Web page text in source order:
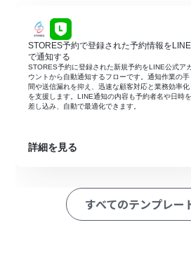
をYoomと連携します。
次に、トリガーでSTORES予約
れたら」というアクションを設
続いて、オペレーションで
の「リード情報を検索」アクシ
にリードとして登録済みかを確
次に、「分岐機能」を使用し、
Salesを選択し、「リードを作成
ペレーション」：トリガー起動後、フ
STORES予約で登録された予約情報をLINE
で通知する
STORES予約に登録された新規予約をLINE公式ア
ウントから自動通知するフローです。通知作業の手
間や送信漏れを抑え、迅速な顧客対応と業務効率化
を支援します。LINE通知の内容も予約者名や日時を
差し込み、自動で最適化できます。
詳細を見る
すべてのテンプレー